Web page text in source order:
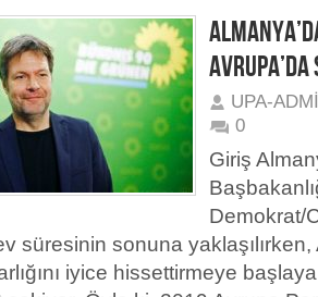
UPA-
0
Giriş
Demokrat/
süresinin sonuna
iyice hissettirmeye